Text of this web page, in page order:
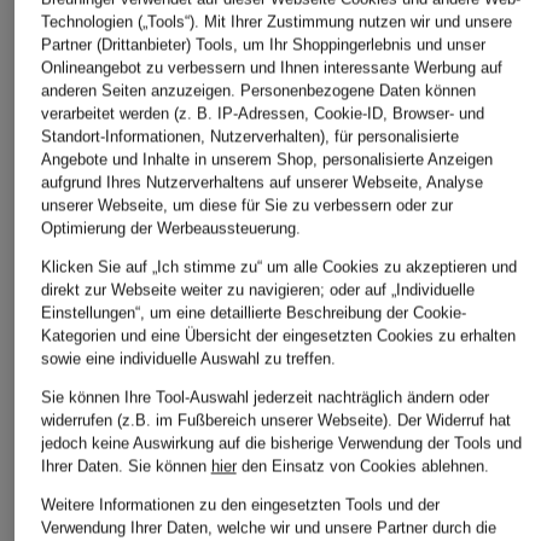
Technologien („Tools“). Mit Ihrer Zustimmung nutzen wir und unsere
Partner (Drittanbieter) Tools, um Ihr Shoppingerlebnis und unser
Onlineangebot zu verbessern und Ihnen interessante Werbung auf
anderen Seiten anzuzeigen. Personenbezogene Daten können
verarbeitet werden (z. B. IP-Adressen, Cookie-ID, Browser- und
Standort-Informationen, Nutzerverhalten), für personalisierte
Angebote und Inhalte in unserem Shop, personalisierte Anzeigen
aufgrund Ihres Nutzerverhaltens auf unserer Webseite, Analyse
unserer Webseite, um diese für Sie zu verbessern oder zur
Optimierung der Werbeaussteuerung.
Klicken Sie auf „Ich stimme zu“ um alle Cookies zu akzeptieren und
direkt zur Webseite weiter zu navigieren; oder auf „Individuelle
Einstellungen“, um eine detaillierte Beschreibung der Cookie-
Kategorien und eine Übersicht der eingesetzten Cookies zu erhalten
sowie eine individuelle Auswahl zu treffen.
Sie können Ihre Tool-Auswahl jederzeit nachträglich ändern oder
widerrufen (z.B. im Fußbereich unserer Webseite). Der Widerruf hat
jedoch keine Auswirkung auf die bisherige Verwendung der Tools und
Ihrer Daten. Sie können hierden Einsatz von Cookies ablehnen.
Weitere Informationen zu den eingesetzten Tools und der
Verwendung Ihrer Daten, welche wir und unsere Partner durch die